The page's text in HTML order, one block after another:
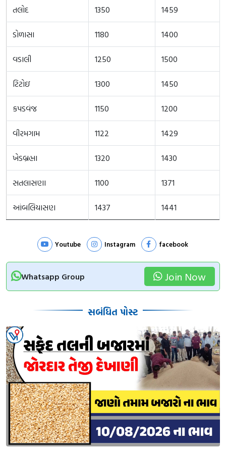
તલોદ 1350 1459
ડોળાસા 1180 1400
વડાલી 1250 1500
ટિટોઇ 1300 1450
કપડવંજ 1150 1200
વીરમગામ 1122 1429
ખેડબ્રહ્મા 1320 1430
સતલાસણા 1100 1371
આંબલિયાસણ 1437 1441
Youtube Instagram facebook
Whatsapp Group Join Now
સબંધિત પોસ્ટ